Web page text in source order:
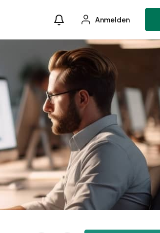
Anmelden